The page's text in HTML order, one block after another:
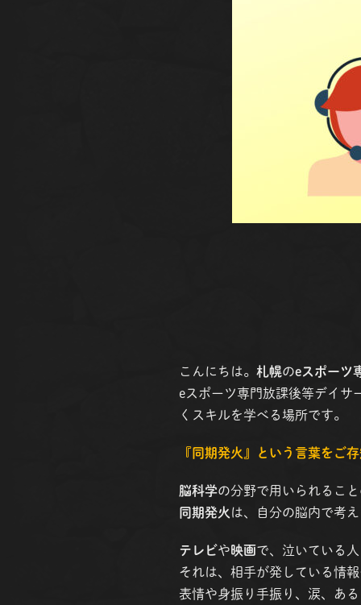
こんにちは。 札幌のeスポーツ
eスポーツ専門放課後等デイ
くスキルを学べる場所です。
『同期発火』という言葉をご
脳科学の分野で用いられるこ
同期発火 は、自分の脳内で考
テレビや映画で、泣いている
それは、相手が発している情
表情や身振り手振り、涙、あ